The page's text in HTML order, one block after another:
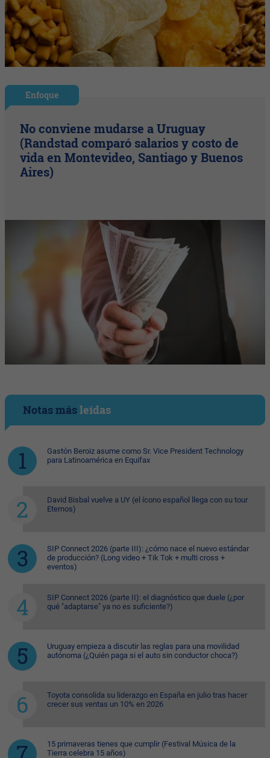
Enfoque
No conviene mudarse a Uruguay
(Randstad comparó salarios y costo de
vida en Montevideo, Santiago y Buenos
Aires)
Notas másleídas
Gastón Beroiz asume como Sr. Vice President Technology
para Latinoamérica en Equifax
David Bisbal vuelve a UY (el ícono español llega con su tour
Eternos)
SIP Connect 2026 (parte III): ¿cómo nace el nuevo estándar
de producción? (Long video + Tik Tok + multi cross +
eventos)
SIP Connect 2026 (parte II): el diagnóstico que duele (¿por
qué "adaptarse" ya no es suficiente?)
Uruguay empieza a discutir las reglas para una movilidad
autónoma (¿Quién paga si el auto sin conductor choca?)
Toyota consolida su liderazgo en España en julio tras hacer
crecer sus ventas un 10% en 2026
15 primaveras tienes que cumplir (Festival Música de la
Tierra celebra 15 años)